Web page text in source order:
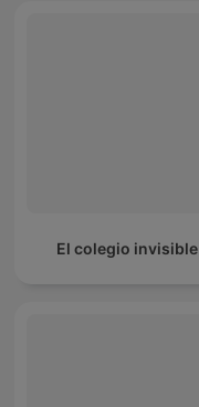
El colegio invisible